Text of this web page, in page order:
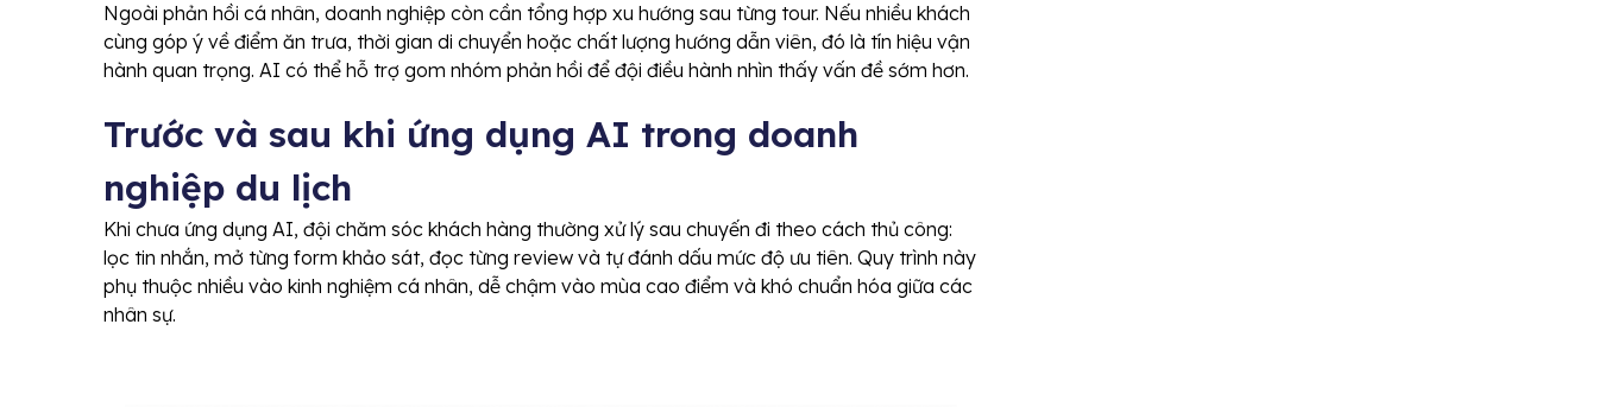
Ngoài phản hồi cá nhân, doanh nghiệp còn cần tổng hợp xu hướng sau từng tour. Nếu nhiều khách
cùng góp ý về điểm ăn trưa, thời gian di chuyển hoặc chất lượng hướng dẫn viên, đó là tín hiệu vận
hành quan trọng. AI có thể hỗ trợ gom nhóm phản hồi để đội điều hành nhìn thấy vấn đề sớm hơn.
Trước và sau khi ứng dụng AI trong doanh
nghiệp du lịch
Khi chưa ứng dụng AI, đội chăm sóc khách hàng thường xử lý sau chuyến đi theo cách thủ công:
lọc tin nhắn, mở từng form khảo sát, đọc từng review và tự đánh dấu mức độ ưu tiên. Quy trình này
phụ thuộc nhiều vào kinh nghiệm cá nhân, dễ chậm vào mùa cao điểm và khó chuẩn hóa giữa các
nhân sự.